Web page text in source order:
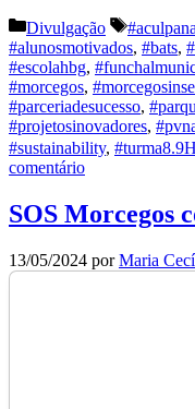
Categorias
Divulgação Etiquetas
#alunosmotivados, #bats,
#escolahbg,
#morcegos,
#parceriadesucesso,
#projetosinovadores,
#sustainability,
comentário
SOS Morcegos
13/05/2024 porMaria